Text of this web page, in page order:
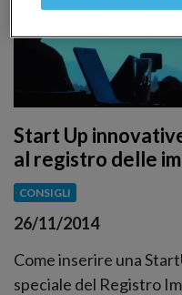
Start Up
al registro delle
CONSIGLI
26/11/2014
Come inserire una
speciale del Registro